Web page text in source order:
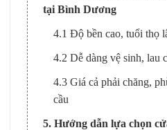
tại Bình Dương
4.1 Độ bền cao, tuổi thọ
4.2 Dễ dàng vệ sinh, lau
4.3 Giá cả phải chăng,
cầu
5. Hướng dẫn lựa chọn